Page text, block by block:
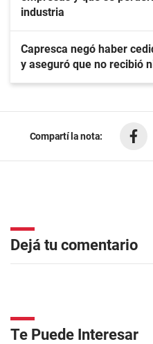
industria
Capresca negó haber
y aseguró que no recibió
Compartí la nota:
Dejá tu comentario
Te Puede Interesar